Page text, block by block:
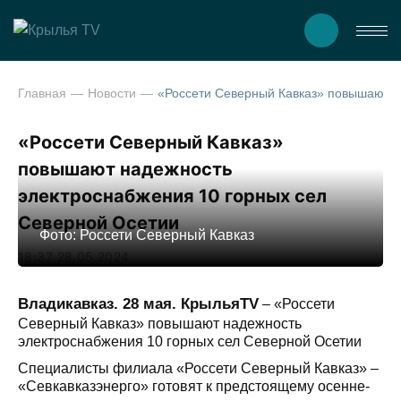
Главная Новости
«Россети Северный Кавказ»
повышают надежность
электроснабжения 10 горных сел
Северной Осетии
18:37 28.05.2024
Фото: Россети Северный Кавказ
Владикавказ. 28 мая. КрыльяTV – «Россети
Северный Кавказ» повышают надежность
электроснабжения 10 горных сел Северной Осетии
Специалисты филиала «Россети Северный Кавказ» –
«Севкавказэнерго» готовят к предстоящему осенне-